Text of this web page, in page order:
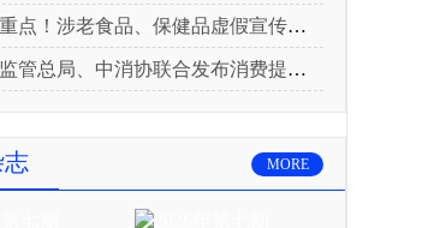
点！涉老食品、保健品虚假宣传识别技巧
局、中消协联合发布消费提示：关注检测报告：果蔬安全的“通行证”
志 MORE